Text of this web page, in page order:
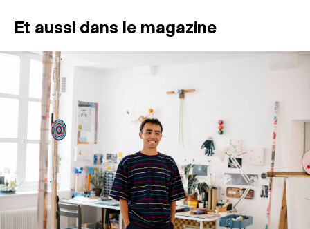
ATELIERS OUVERTS
PROGRAMMATION
MAGAZINE
ESPACES DE PRATIQUE ARTISTIQUE ↓
Recherche
Connexion
Et aussi dans le magazine